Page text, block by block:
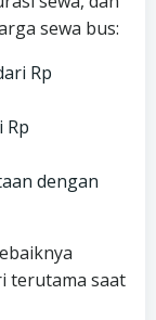
sewa bus:
Rp
Rp
dengan
terutama saat